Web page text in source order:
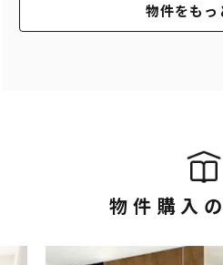
物件をもっ
物件購入